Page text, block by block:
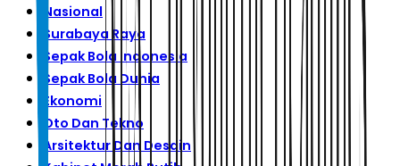
Nasional
Surabaya Raya
Sepak Bola Indonesia
Sepak Bola Dunia
Ekonomi
Oto Dan Tekno
Arsitektur Dan Desain